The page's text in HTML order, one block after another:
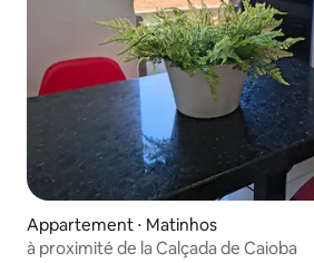
Appartement ⋅ Matinhos
à proximité de la Calçada de Caioba